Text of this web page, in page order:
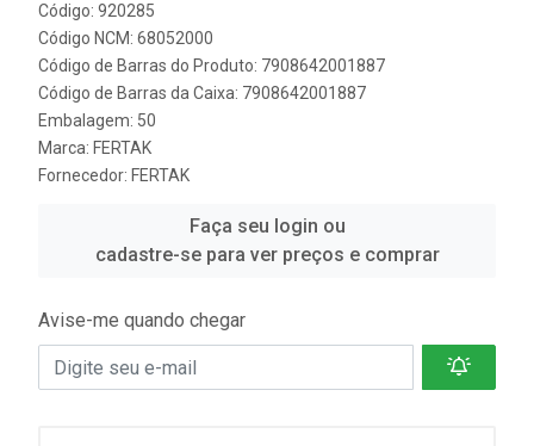
Código: 920285
Código NCM: 68052000
Código de Barras do Produto: 7908642001887
Código de Barras da Caixa: 7908642001887
Embalagem: 50
Marca: FERTAK
Fornecedor: FERTAK
Faça seu login ou
cadastre-se para ver preços e comprar
Avise-me quando chegar